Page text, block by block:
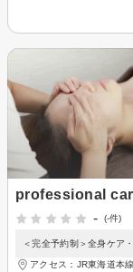
professional
-
(-件)
＜完全予約制＞全身ケ
アクセス：JR東海道本